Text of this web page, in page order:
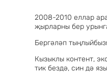
2008-2010 еллар
җырларны бер
Бергәләп
Кызыклы контент,
тик бездә, син дә